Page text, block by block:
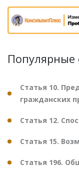
Популярные
Статья 10.
гражданских
Статья 12.
Статья 15.
Статья 196.